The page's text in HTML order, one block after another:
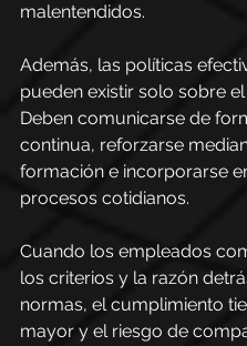
malentendidos.
Además, las políticas
pueden existir solo sobre
Deben comunicarse de
continua, reforzarse
formación e incorporarse
procesos cotidianos.
Cuando los empleados
los criterios y la razón
normas, el cumplimiento
mayor y el riesgo de